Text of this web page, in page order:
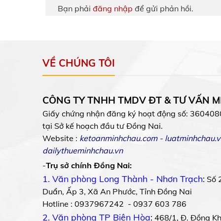
Bạn phải đăng nhập để gửi phản hồi.
VỀ CHÚNG TÔI
CÔNG TY TNHH TMDV ĐT & TƯ VẤN
Giấy chứng nhận đăng ký hoạt động số:
tại Sở kế hoạch đầu tư Đồng Nai.
Website : ketoanminhchau.com-
dailythueminhchau.vn
-Trụ sở chính Đồng Nai:
1. Văn phòng Long Thành - Nhơn Trạch: Số
Duẩn, Ấp 3, Xã An Phước, Tỉnh Đồng Nai
Hotline : 0937967242 - 0937 603 786
2. Văn phòng TP Biên Hòa: 468/1, Đ. Đồng